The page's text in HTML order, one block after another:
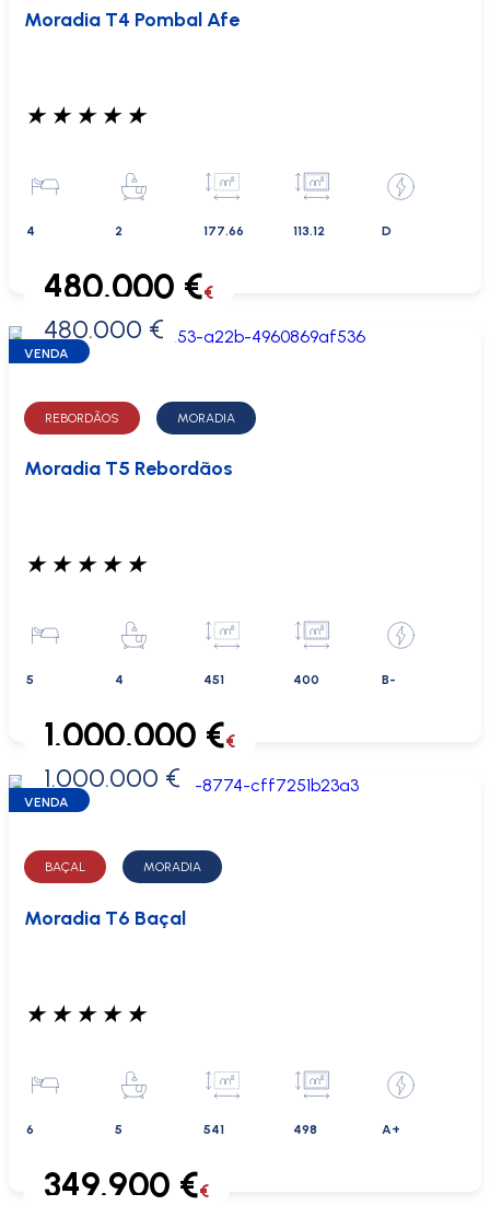
Moradia T4 Pombal Afe
★ ★ ★ ★ ★
4 2 177.66 113.12 D
0 €
480.000 €€
480.000 €
VENDA
REBORDÃOS MORADIA
Moradia T5 Rebordãos
★ ★ ★ ★ ★
5 4 451 400 B-
0 €
1.000.000 €€
1.000.000 €
VENDA
BAÇAL MORADIA
Moradia T6 Baçal
★ ★ ★ ★ ★
6 5 541 498 A+
349.900 €€